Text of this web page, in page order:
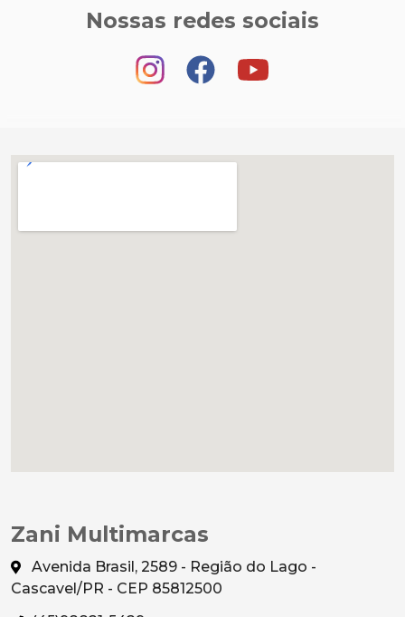
Nossas redes sociais
Zani Multimarcas
Avenida Brasil, 2589 - Região do Lago -
Cascavel/PR - CEP 85812500